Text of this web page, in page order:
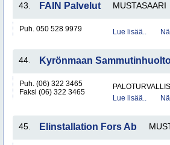
43. FAIN Palvelut MUSTASAARI
Puh. 050 528 9979 Lue lisää..
44. Kyrönmaan
Puh. (06) 322 3465
Faksi (06) 322 3465
Lue lisää..
45. Elinstallation Fors Ab